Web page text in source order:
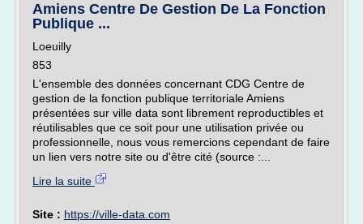
Amiens Centre De Gestion De La Fonction
Publique ...
Loeuilly
853
L'ensemble des données concernant CDG Centre de
gestion de la fonction publique territoriale Amiens
présentées sur ville data sont librement reproductibles et
réutilisables que ce soit pour une utilisation privée ou
professionnelle, nous vous remercions cependant de faire
un lien vers notre site ou d'être cité (source :...
Lire la suite
Site : https://ville-data.com